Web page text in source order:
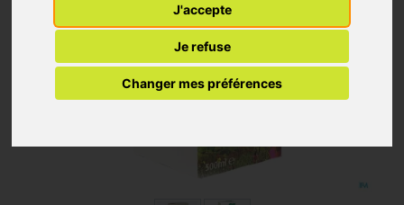
J'accepte
Je refuse
Changer mes préférences